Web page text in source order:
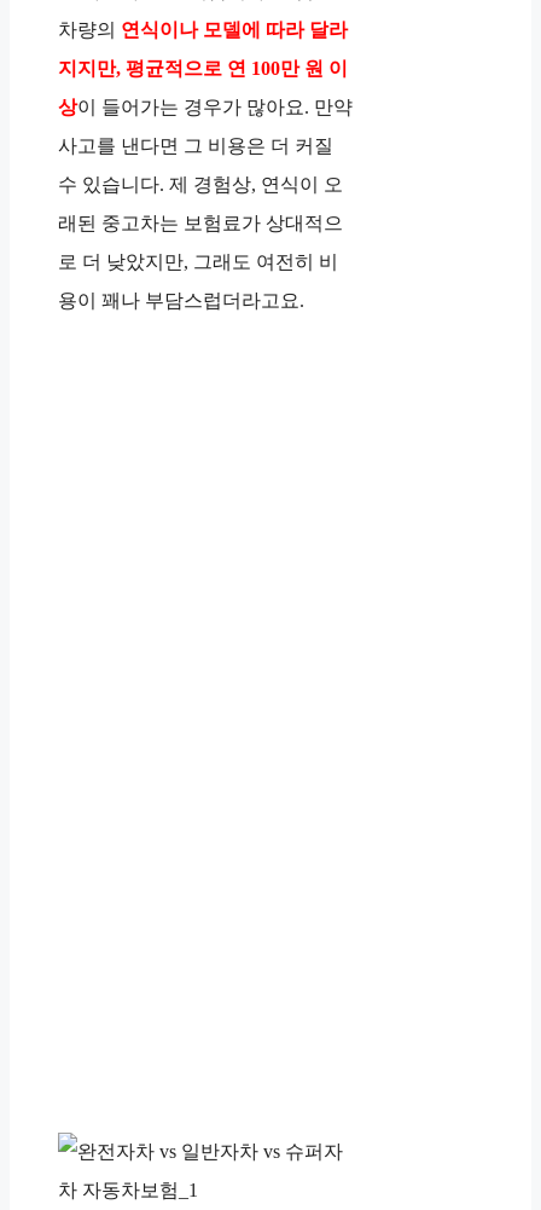
차량의 연식이나 모델에 따라 달라
지지만, 평균적으로 연 100만 원 이
상이 들어가는 경우가 많아요. 만약
사고를 낸다면 그 비용은 더 커질
수 있습니다. 제 경험상, 연식이 오
래된 중고차는 보험료가 상대적으
로 더 낮았지만, 그래도 여전히 비
용이 꽤나 부담스럽더라고요.